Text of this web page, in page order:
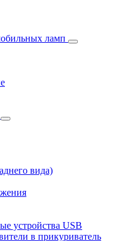
ламп
вида)
устройства USB
в прикуриватель